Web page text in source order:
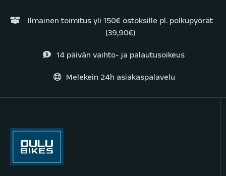
Ilmainen toimitus yli 150€ ostoksille pl. polkupyörät
(39,90€)
14 päivän vaihto- ja palautusoikeus
Melekein 24h asiakaspalavelu